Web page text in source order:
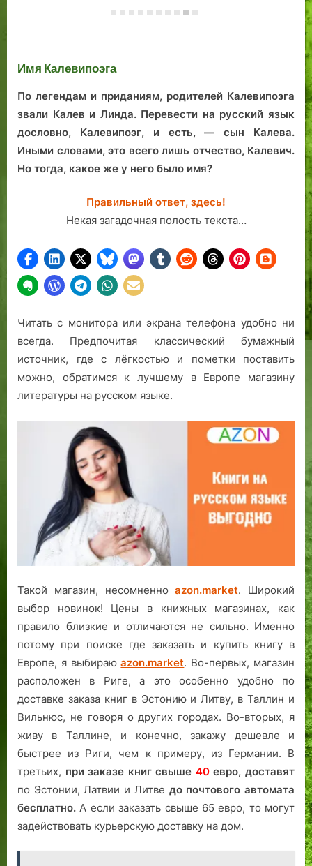
Городских Легенд.
Николаев
Имя Калевипоэга
По легендам и приданиям, родителей Калевипоэга
звали Калев и Линда. Перевести на русский язык
дословно, Калевипоэг, и есть, — сын Калева.
Иными словами, это всего лишь отчество, Калевич.
Но тогда, какое же у него было имя?
Правильный ответ, здесь!
Некая загадочная полость текста…
Читать с монитора или экрана телефона удобно ни
всегда. Предпочитая классический бумажный
источник, где с лёгкостью и пометки поставить
можно, обратимся к лучшему в Европе магазину
литературы на русском языке.
Такой магазин, несомненноazon.market. Широкий
выбор новинок! Цены в книжных магазинах, как
правило близкие и отличаются не сильно. Именно
потому при поиске где заказать и купить книгу в
Европе, я выбираюazon.market. Во-первых, магазин
расположен в Риге, а это особенно удобно по
доставке заказа книг в Эстонию и Литву, в Таллин и
Вильнюс, не говоря о других городах. Во-вторых, я
живу в Таллине, и конечно, закажу дешевле и
быстрее из Риги, чем к примеру, из Германии. В
третьих, при заказе книг свыше 40евро, доставят
по Эстонии, Латвии и Литве до почтового автомата
бесплатно. А если заказать свыше 65 евро, то могут
задействовать курьерскую доставку на дом.